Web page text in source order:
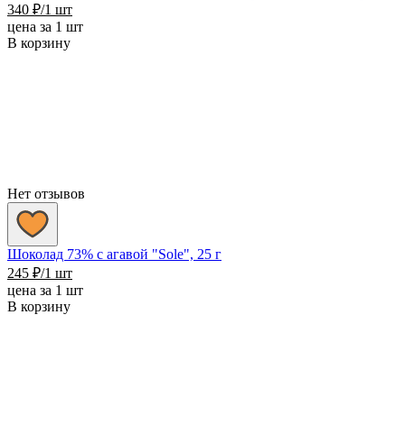
340 ₽/1 шт
цена за 1 шт
В корзину
Нет отзывов
Шоколад 73% с агавой "Sole", 25 г
245 ₽/1 шт
цена за 1 шт
В корзину